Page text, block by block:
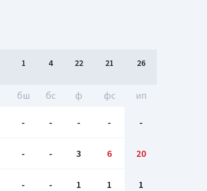
1 4 22 21 26
бш бc ф фс ип
- - - - -
- - 3 6 20
- - 1 1 1